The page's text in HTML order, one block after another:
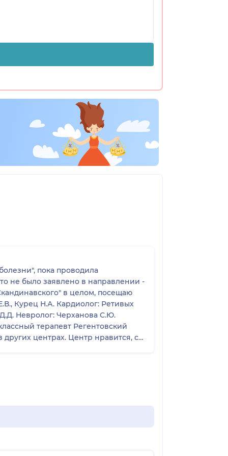
пока проводила
не было заявлено в направлении -
в целом, посещаю
Курец Н.А. Кардиолог: Ретивых
Невролог: Черханова С.Ю.
терапевт Регентовский
других центрах. Центр нравится, с